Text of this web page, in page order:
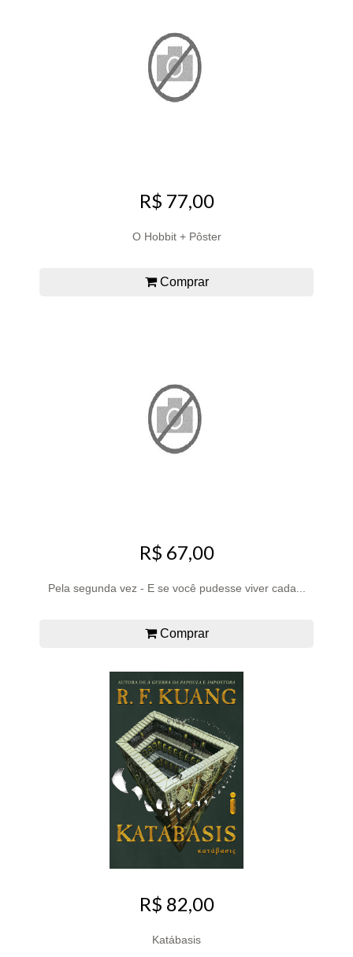
R$ 77,00
O Hobbit + Pôster
Comprar
R$ 67,00
Pela segunda vez - E se você pudesse viver cada...
Comprar
R$ 82,00
Katábasis